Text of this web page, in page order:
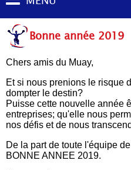
Bonne année 2019
Chers amis du Muay,
Et si nous prenions le risque
dompter le destin?
Puisse cette nouvelle année
entreprises; qu'elle nous
nos défis et de nous
De la part de toute l'équipe
BONNE ANNEE 2019.